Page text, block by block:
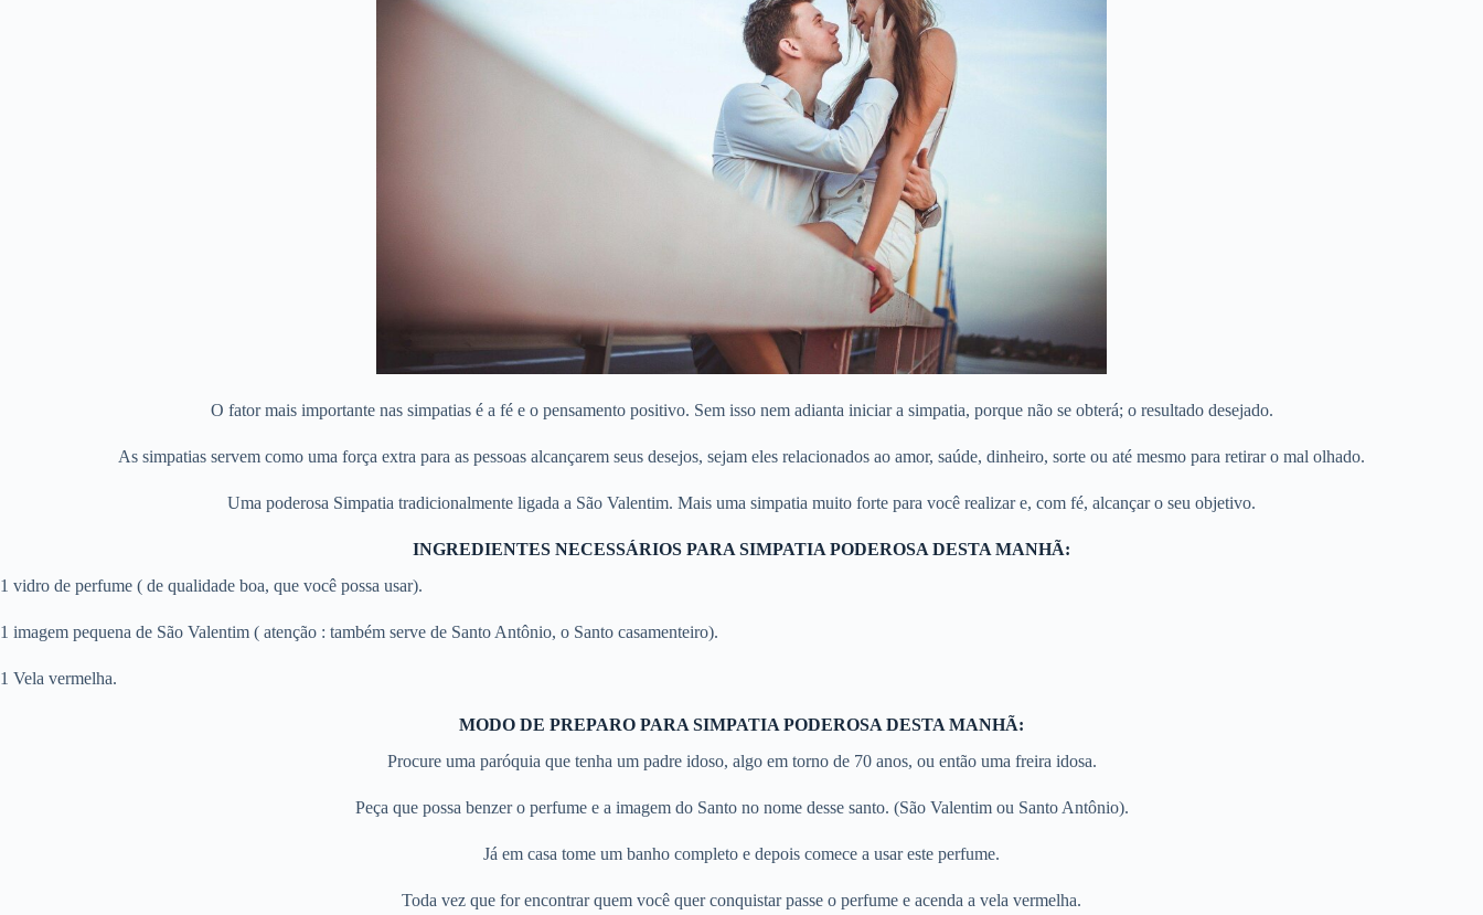
O fator mais importante nas simpatias é a fé e o pensamento positivo. Sem isso nem adianta iniciar a simpatia, porque não se obterá; o resultado desejado.
As simpatias servem como uma força extra para as pessoas alcançarem seus desejos, sejam eles relacionados ao amor, saúde, dinheiro, sorte ou até mesmo para retirar o mal olhado.
Uma poderosa Simpatia tradicionalmente ligada a São Valentim. Mais uma simpatia muito forte para você realizar e, com fé, alcançar o seu objetivo.
INGREDIENTES NECESSÁRIOS PARA SIMPATIA PODEROSA DESTA MANHÃ:
1 vidro de perfume ( de qualidade boa, que você possa usar).
1 imagem pequena de São Valentim ( atenção : também serve de Santo Antônio, o Santo casamenteiro).
1 Vela vermelha.
MODO DE PREPARO PARA SIMPATIA PODEROSA DESTA MANHÃ:
Procure uma paróquia que tenha um padre idoso, algo em torno de 70 anos, ou então uma freira idosa.
Peça que possa benzer o perfume e a imagem do Santo no nome desse santo. (São Valentim ou Santo Antônio).
Já em casa tome um banho completo e depois comece a usar este perfume.
Toda vez que for encontrar quem você quer conquistar passe o perfume e acenda a vela vermelha.